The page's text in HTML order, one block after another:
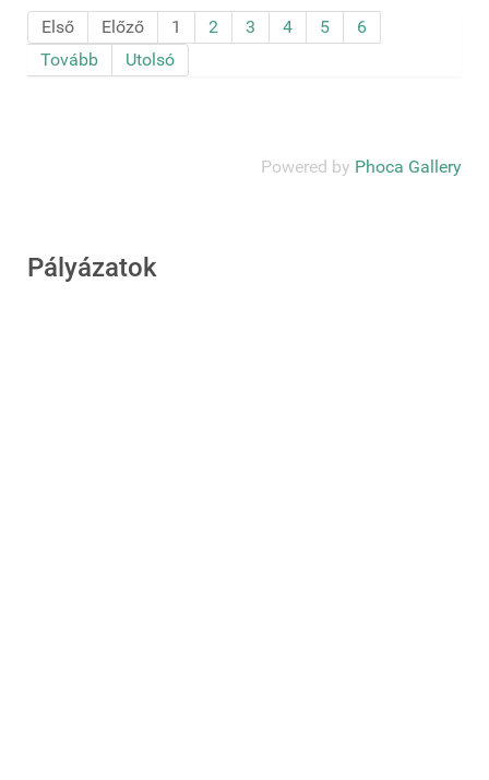
Első Előző 1 2 3 4 5
6
Tovább
Utolsó
Powered by Phoca Gallery
Pályázatok